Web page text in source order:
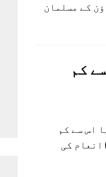
کے مسلمان
یا اس سے کم
میں دلہن کی عمر 25 سال یا اس سے کم
کو 1 ہزار یوآن ( 137 ڈالر) انعام کی